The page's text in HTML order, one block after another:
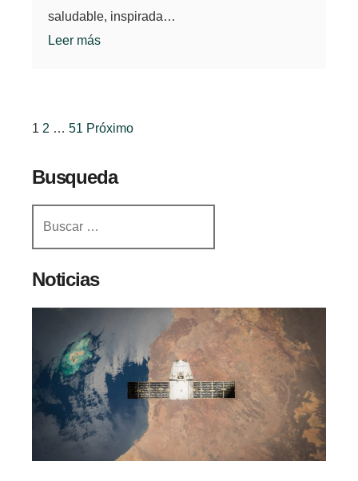
saludable, inspirada…
Leer más
Paginación
de
entradas
1 2 … 51 Próximo
Busqueda
Noticias